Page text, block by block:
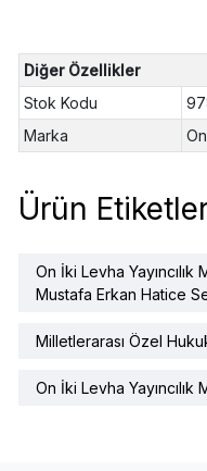
Diğer Özellikler
Stok Kodu
Marka
Ürün
On İki Levha
Mustafa Erkan Hatice
Milletlerarası Özel
On İki Levha